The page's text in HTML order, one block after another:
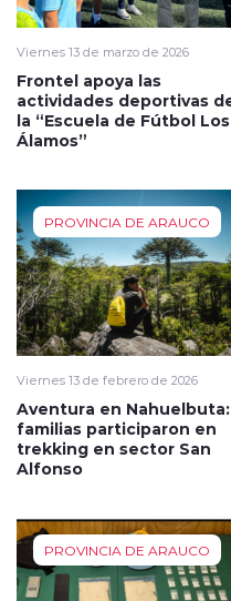
Viernes 13 de marzo de 2026
Frontel apoya las
actividades deportivas
la “Escuela de Fútbol Los
Álamos”
PROVINCIA DE ARAUCO
Viernes 13 de febrero de 2026
Aventura en Nahuelbuta:
familias participaron en
trekking en sector San
Alfonso
PROVINCIA DE ARAUCO